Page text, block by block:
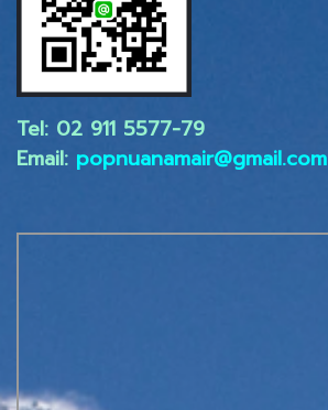
Tel: 02 ​911 5577-79
Email: popnuanamair@gmail.com